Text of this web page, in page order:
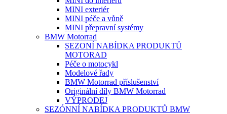
MINI exteriér
MINI péče a vůně
MINI přepravní systémy
BMW Motorrad
SEZONÍ NABÍDKA PRODUKTŮ
MOTORAD
Péče o motocykl
Modelové řady
BMW Motorrad příslušenství
Originální díly BMW Motorrad
VÝPRODEJ
SEZÓNNÍ NABÍDKA PRODUKTŮ BMW